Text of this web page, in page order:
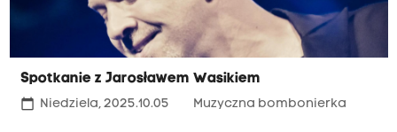
Spotkanie z Jarosławem Wasikiem
calendar_today Niedziela, 2025.10.05 Muzyczna bombonierka